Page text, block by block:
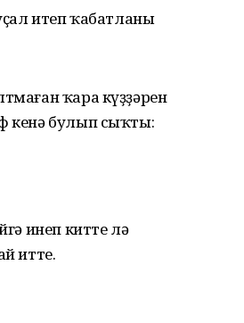
итеп ҡабатланы
ҡара күҙҙәрен
кенә булып сыҡты:
инеп китте лә
итте.